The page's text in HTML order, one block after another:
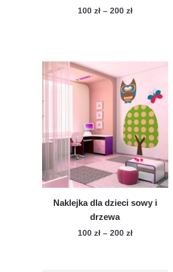
100 zł – 200 złZakres
do
ma
wiele
wariantów.
Opcje
można
wybrać
na
stronie
produktu
Naklejka dla dzieci sowy i
drzewa
100 zł – 200 złZakres